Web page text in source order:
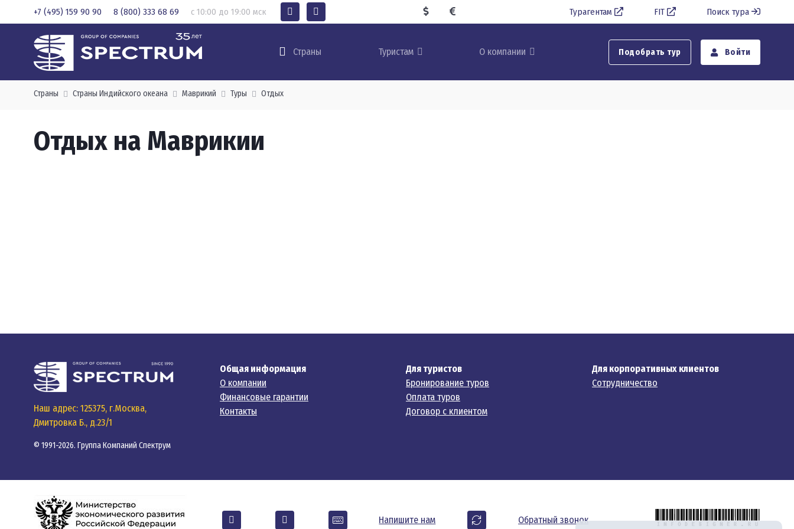
+7 (495) 159 90 90 8 (800) 333 68 69 с 10:00 до 19:00 мск Турагентам FIT Поиск тура
Страны Туристам О компании Подобрать тур Войти
Страны Страны Индийского океана Маврикий Туры Отдых
Отдых на Маврикии
Наш адрес: 125375, г.Москва,
Дмитровка Б., д.23/1
© 1991-2026. Группа Компаний Спектрум
Общая информация
О компании
Финансовые гарантии
Контакты
Для туристов
Бронирование туров
Оплата туров
Договор с клиентом
Для корпоративных клиентов
Сотрудничество
Напишите нам Обратный звонок